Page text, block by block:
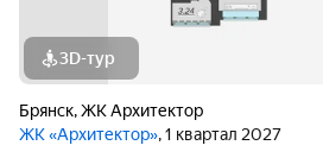
3D-тур
Брянск,ЖК Архитектор
ЖК «Архитектор», 1 квартал 2027